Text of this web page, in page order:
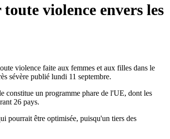
violence envers les
violence faite aux femmes et aux filles dans le
sévère publié lundi 11 septembre.
constitue un programme phare de l'UE, dont les
26 pays.
pourrait être optimisée, puisqu'un tiers des